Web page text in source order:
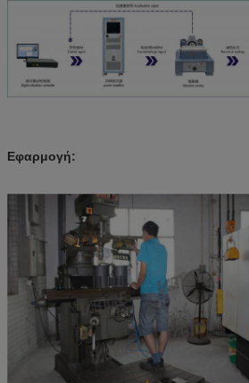
Εφαρμογή: